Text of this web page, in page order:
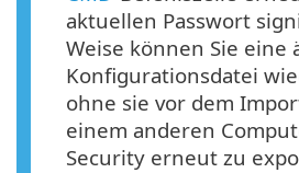
aktuellen Passwort
Weise können Sie eine
Konfigurationsdatei
ohne sie vor dem
einem anderen
Security erneut zu